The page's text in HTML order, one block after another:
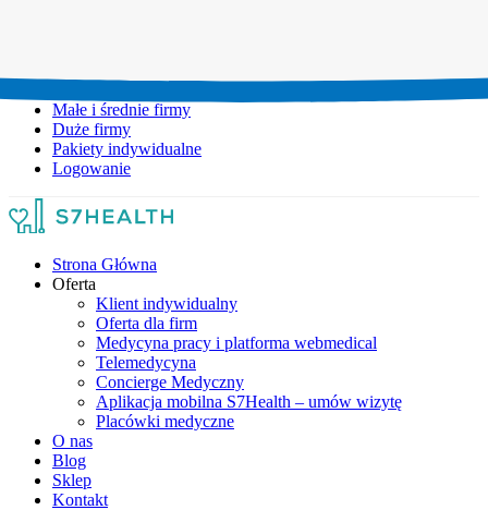
Małe i średnie firmy
Duże firmy
Pakiety indywidualne
Logowanie
Strona Główna
Oferta
Klient indywidualny
Oferta dla firm
Medycyna pracy i platforma webmedical
Telemedycyna
Concierge Medyczny
Aplikacja mobilna S7Health – umów wizytę
Placówki medyczne
O nas
Blog
Sklep
Kontakt